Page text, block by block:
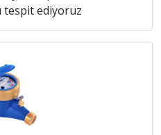
tespit ediyoruz